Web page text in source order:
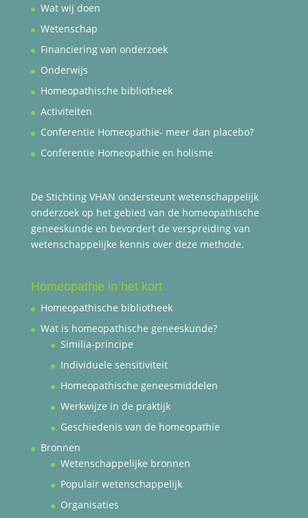
Wat wij doen
Wetenschap
Financiering van onderzoek
Onderwijs
Homeopathische bibliotheek
Activiteiten
Conferentie Homeopathie- meer dan placebo?
Conferentie Homeopathie en holisme
De Stichting VHAN ondersteunt wetenschappelijk
onderzoek op het gebied van de homeopathische
geneeskunde en bevordert de verspreiding van
wetenschappelijke kennis over deze methode.
Homeopathie in het kort
Homeopathische bibliotheek
Wat is homeopathische geneeskunde?
Similia-principe
Individuele sensitiviteit
Homeopathische geneesmiddelen
Werkwijze in de praktijk
Geschiedenis van de homeopathie
Bronnen
Wetenschappelijke bronnen
Populair wetenschappelijk
Organisaties